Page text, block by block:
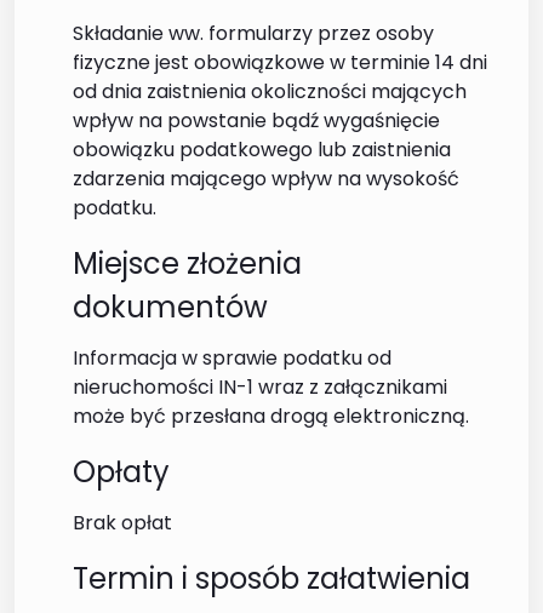
Składanie ww. formularzy przez osoby
fizyczne jest obowiązkowe w terminie 14 dni
od dnia zaistnienia okoliczności mających
wpływ na powstanie bądź wygaśnięcie
obowiązku podatkowego lub zaistnienia
zdarzenia mającego wpływ na wysokość
podatku.
Miejsce złożenia
dokumentów
Informacja w sprawie podatku od
nieruchomości IN-1 wraz z załącznikami
może być przesłana drogą elektroniczną.
Opłaty
Brak opłat
Termin i sposób załatwienia